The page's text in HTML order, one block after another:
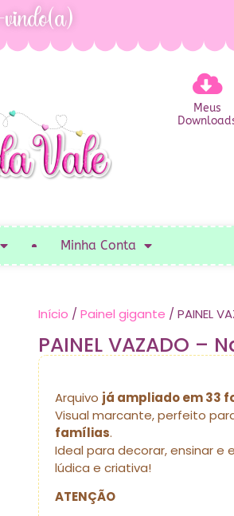
Meus
Minha Conta
Início / Painel gigante / PAINEL
PAINEL VAZADO –
Arquivo já ampliado em 33
Visual marcante, perfeito
famílias.
Ideal para decorar, ensinar e
lúdica e criativa!
ATENÇÃO